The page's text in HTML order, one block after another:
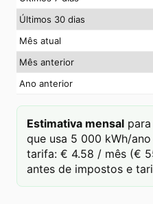
Últimos 30 dias
Mês atual
Mês anterior
Ano anterior
Estimativa mensal
que usa 5 000 kWh/
tarifa: € 4.58 / mês (€
antes de impostos e